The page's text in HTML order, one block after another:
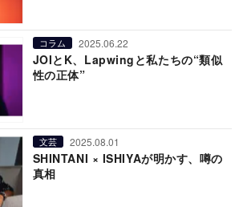
コラム 2025.06.22
JOIとK、Lapwingと私たちの“類似
性の正体”
文芸 2025.08.01
SHINTANI × ISHIYAが明かす、噂の
真相